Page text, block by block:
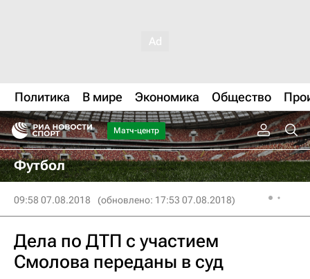
Политика В мире Экономика Общество
Матч-центр
Футбол
09:58 07.08.2018 (обновлено: 17:53 07.08.2018)
Дела по ДТП с участием
Смолова переданы в суд